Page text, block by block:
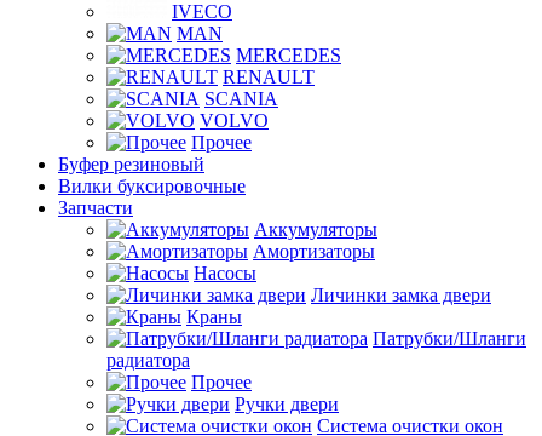
IVECO
MAN
MERCEDES
RENAULT
SCANIA
VOLVO
Прочее
Буфер резиновый
Вилки буксировочные
Запчасти
Аккумуляторы
Амортизаторы
Насосы
Личинки замка двери
Краны
Патрубки/Шланги
радиатора
Прочее
Ручки двери
Система очистки окон